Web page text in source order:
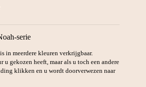
serie
in meerdere kleuren verkrijgbaar.
gekozen heeft, maar als u toch een andere
klikken en u wordt doorverwezen naar